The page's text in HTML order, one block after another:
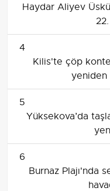
Haydar Aliyev
22.
4
Kilis'te çöp
yeniden
5
Yüksekova’da
6
Burnaz Plajı'nda